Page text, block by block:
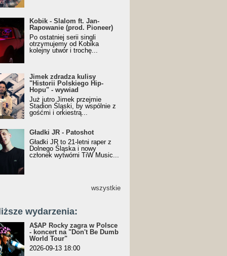
- Slalom ft. Jan-
(prod. Pioneer)
Music Visualiser]
Kobik - Slalom ft. Jan-
Rapowanie (prod. Pioneer)
Po ostatniej serii singli
otrzymujemy od Kobika
kolejny utwór i trochę...
zdradza kulisy "Historii
Hip-Hopu" - wywiad
Jimek zdradza kulisy
"Historii Polskiego Hip-
Hopu" - wywiad
Już jutro Jimek przejmie
Stadion Śląski, by wspólnie z
gośćmi i orkiestrą...
JR - Patoshot
Gładki JR - Patoshot
Gładki JR to 21-letni raper z
Dolnego Śląska i nowy
członek wytwórni TiW Music...
wszystkie
wydarzenia:
A$AP Rocky zagra w Polsce
- koncert na "Don't Be Dumb
World Tour"
2026-09-13 18:00